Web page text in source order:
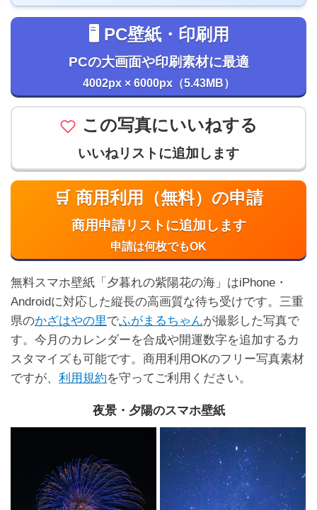
🖥️ PC壁紙・印刷用
PCの大画面や印刷素材に最適
4002px × 6000px（5.43MB）
この写真にいいねする
いいねリストに追加します
🛒 商用利用（無料）の申請
商用申請リストに追加します
申請は何枚でもOK
無料スマホ壁紙「夕暮れの紫陽花の海」はiPhone・
Androidに対応した縦長の高画質な待ち受けです。三重
県のかざはやの里でふがまるちゃんが撮影した写真で
す。今月のカレンダーを合成や開運数字を追加するカ
スタマイズも可能です。商用利用OKのフリー写真素材
ですが、 利用規約を守ってご利用ください。
夜景・夕陽のスマホ壁紙